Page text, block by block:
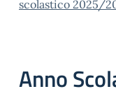
scolastico 2025/
Anno